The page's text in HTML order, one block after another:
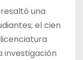
una
el cien
investigación